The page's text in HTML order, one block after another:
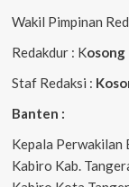
Wakil Pimpinan
Redakdur : Kosong
Staf Redaksi :
Banten :
Kepala Perwakilan
Kabiro Kab.